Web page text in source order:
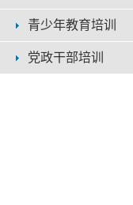
青少年教育培训
党政干部培训